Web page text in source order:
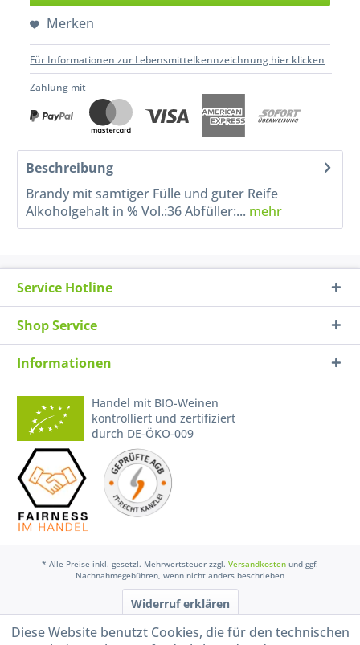
Merken
Für Informationen zur Lebensmittelkennzeichnung hier klicken
Zahlung mit
Beschreibung
Brandy mit samtiger Fülle und guter Reife
Alkoholgehalt in % Vol.:36 Abfüller:... mehr
Service Hotline
Shop Service
Informationen
Handel mit BIO-Weinen
kontrolliert und zertifiziert
durch DE-ÖKO-009
* Alle Preise inkl. gesetzl. Mehrwertsteuer zzgl. Versandkosten und ggf.
Nachnahmegebühren, wenn nicht anders beschrieben
Widerruf erklären
Gestaltung, Shop-Setup, Management & Hosting durch Ternum Internet Services mit
Shopware
Diese Website benutzt Cookies, die für den technischen